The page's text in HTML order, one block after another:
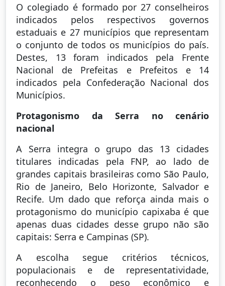
O colegiado é formado por 27 conselheiros
indicados pelos respectivos governos
estaduais e 27 municípios que representam
o conjunto de todos os municípios do país.
Destes, 13 foram indicados pela Frente
Nacional de Prefeitas e Prefeitos e 14
indicados pela Confederação Nacional dos
Municípios.
Protagonismo da Serra no cenário
nacional
A Serra integra o grupo das 13 cidades
titulares indicadas pela FNP, ao lado de
grandes capitais brasileiras como São Paulo,
Rio de Janeiro, Belo Horizonte, Salvador e
Recife. Um dado que reforça ainda mais o
protagonismo do município capixaba é que
apenas duas cidades desse grupo não são
capitais: Serra e Campinas (SP).
A escolha segue critérios técnicos,
populacionais e de representatividade,
reconhecendo o peso econômico e